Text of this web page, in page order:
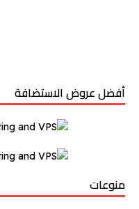
أفضل عروض الاستضافة
منوعات